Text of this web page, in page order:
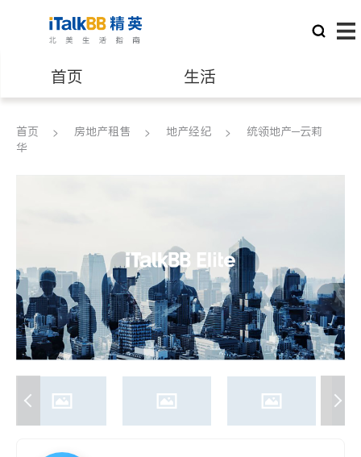
首页 生活
医生 律师
养老 非盈利组织
首页 房地产租售 地产经纪
统领地产─云莉
华